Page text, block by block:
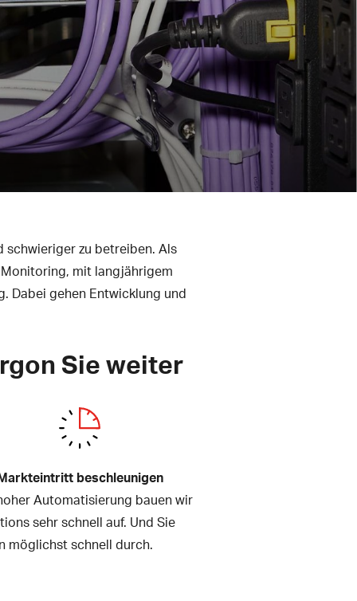
schwieriger zu betreiben. Als
mit langjährigem
Dabei gehen Entwicklung und
Sie weiter
beschleunigen
Automatisierung bauen wir
sehr schnell auf. Und Sie
möglichst schnell durch.